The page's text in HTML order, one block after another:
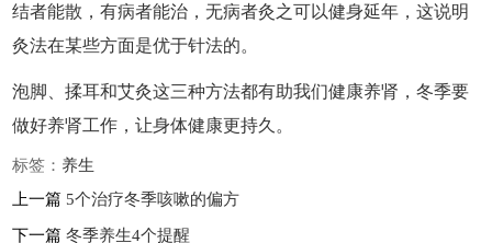
结者能散，有病者能治，无病者灸之可以健身延年，这说明
灸法在某些方面是优于针法的。
泡脚、揉耳和艾灸这三种方法都有助我们健康养肾，冬季要
做好养肾工作，让身体健康更持久。
标签： 养生
上一篇 5个治疗冬季咳嗽的偏方
下一篇冬季养生4个提醒